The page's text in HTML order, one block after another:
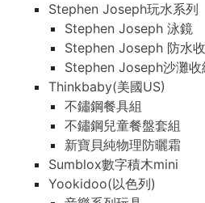
Stephen Joseph玩水系列
Stephen Joseph 泳鏡
Stephen Joseph 防水
Stephen Joseph沙灘收
Thinkbaby(美國US)
不鏽鋼餐具組
不鏽鋼兒童餐盤套組
新寶貝純物理防曬霜
Sumblox數字積木mini
Yookidoo(以色列)